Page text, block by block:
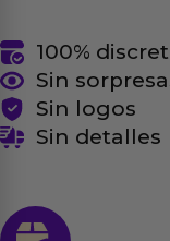
100%
Sin
Sin logos
Sin detalles